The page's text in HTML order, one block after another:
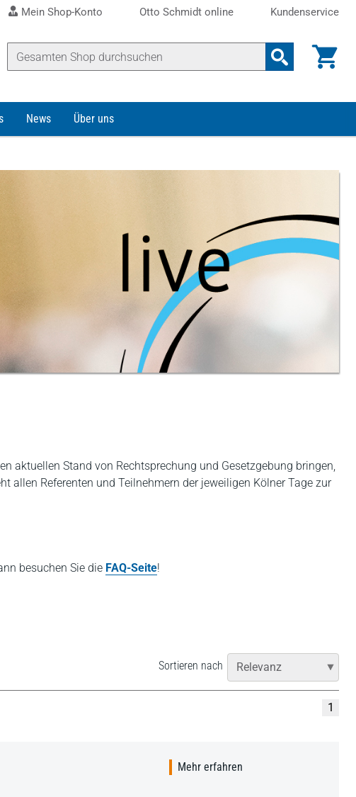
Mein Shop-Konto Otto Schmidt online Kundenservice
News Über uns
aktuellen Stand von Rechtsprechung und Gesetzgebung bringen,
allen Referenten und Teilnehmern der jeweiligen Kölner Tage zur
besuchen Sie die FAQ-Seite!
Sortieren nach
1
Mehr erfahren